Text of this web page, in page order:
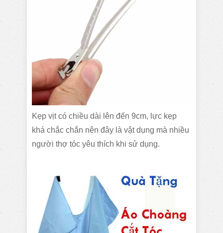
Kẹp vịt có chiều dài lên đến 9cm, lực kẹp
khá chắc chắn nên đây là vật dụng mà nhiều
người thợ tóc yêu thích khi sử dụng.